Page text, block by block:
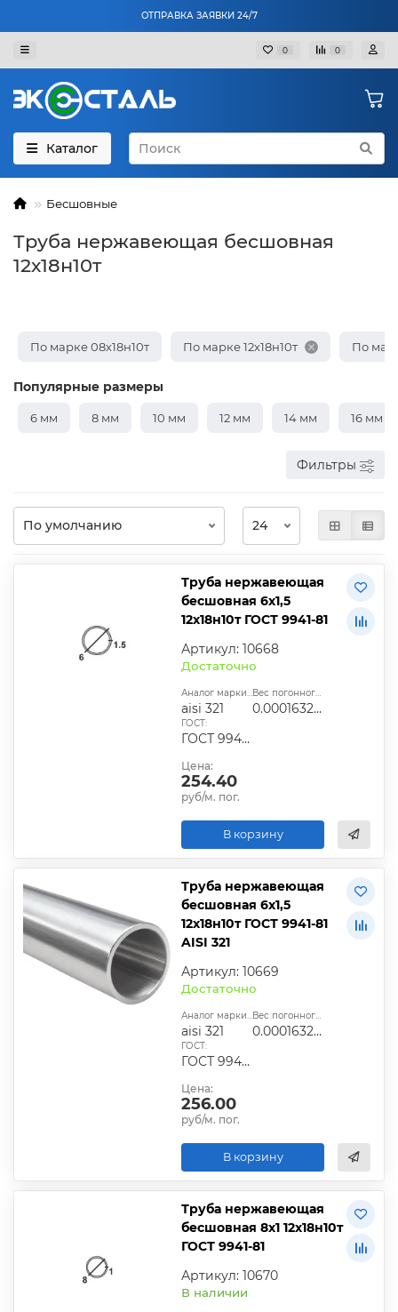
ОТПРАВКА ЗАЯВКИ 24/7
0 0
Каталог
Бесшовные
Труба нержавеющая бесшовная
12х18н10т
По марке 08х18н10т По марке 12х18н10т По
Популярные размеры
6 мм 8 мм 10 мм 12 мм 14 мм 16 мм
Фильтры
Труба нержавеющая
бесшовная 6х1,5
12х18н10т ГОСТ 9941-81
Артикул: 10668
Достаточно
Аналог марки стали:
aisi 321
Вес погонного метра, т.:
0.0001632825
ГОСТ:
ГОСТ 9940-81, ГОСТ 9941-81, ГОСТ 24030-80, ГОСТ 10498-82
Цена:
254.40
руб/м. пог.
В корзину
Труба нержавеющая
бесшовная 6х1,5
12х18н10т ГОСТ 9941-81
AISI 321
Артикул: 10669
Достаточно
Аналог марки стали:
aisi 321
Вес погонного метра, т.:
0.0001632825
ГОСТ:
ГОСТ 9940-81, ГОСТ 9941-81, ГОСТ 24030-80, ГОСТ 10498-82
Цена:
256.00
руб/м. пог.
В корзину
Труба нержавеющая
бесшовная 8х1 12х18н10т
ГОСТ 9941-81
Артикул: 10670
В наличии